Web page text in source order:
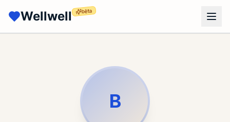
Wellwell bêta
B